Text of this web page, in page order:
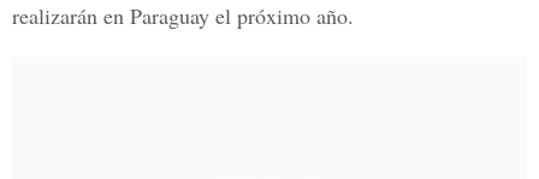
realizarán en Paraguay el próximo año.